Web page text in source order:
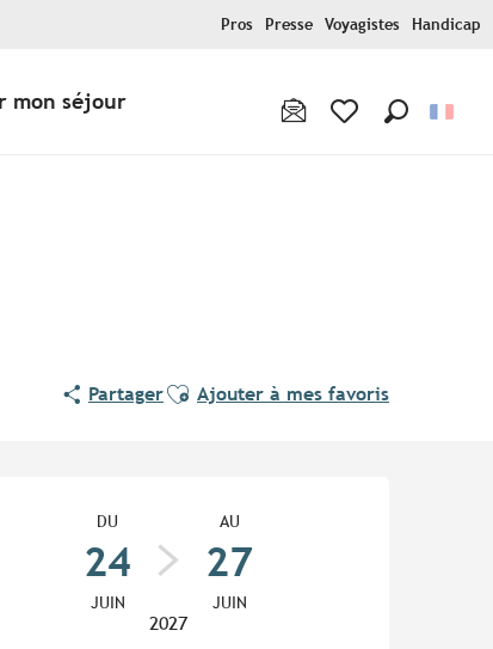
Pros Presse Voyagistes Handicap
mon séjour
PartagerAjouter aux favoris
Ajouter à mes favoris
DU
24
JUIN
AU
27
JUIN
2027